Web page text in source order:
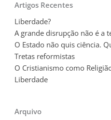
Artigos Recentes
Liberdade?
A grande disrupção não é a
O Estado não quis ciência.
Tretas reformistas
O Cristianismo como
Liberdade
Arquivo